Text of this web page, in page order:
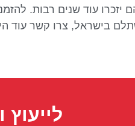
יזכרו עוד שנים רבות.
בישראל, צרו קשר עוד
לייעוץ